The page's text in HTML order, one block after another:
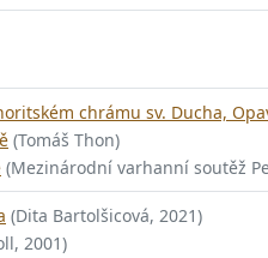
chrámu sv. Ducha,
(Tomáš Thon)
(Mezinárodní varhanní soutěž
(Dita Bartolšicová, 2021)
2001)